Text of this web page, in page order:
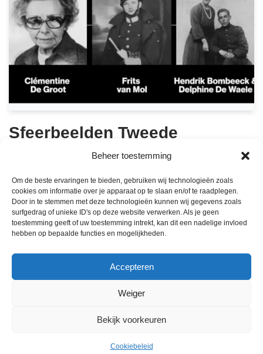
Beheer toestemming
Om de beste ervaringen te bieden, gebruiken wij technologieën zoals
cookies om informatie over je apparaat op te slaan en/of te raadplegen.
Door in te stemmen met deze technologieën kunnen wij gegevens zoals
surfgedrag of unieke ID's op deze website verwerken. Als je geen
toestemming geeft of uw toestemming intrekt, kan dit een nadelige invloed
hebben op bepaalde functies en mogelijkheden.
Accepteren
Weiger
Bekijk voorkeuren
Cookiebeleid
Sfeerbeelden Tweede
verzetscafé 17 september ’25
doorHV.Communicatie 18 oktober 2025
200 aanwezigen luisterden in Cinema Palace naar
moedige getuigenissen over Aalsterse verzetshelden.
Johan Van Der Speeten gaf met zijn liedjes een extra
warme toets aan deze indrukwekkende avond.
| Mogelijk gemaakt doorWordPress